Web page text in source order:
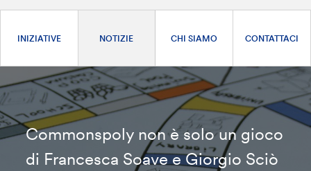
INIZIATIVE NOTIZIE CHI SIAMO CONTATTACI
Commonspoly non è solo un gioco
di Francesca Soave e Giorgio Sciò